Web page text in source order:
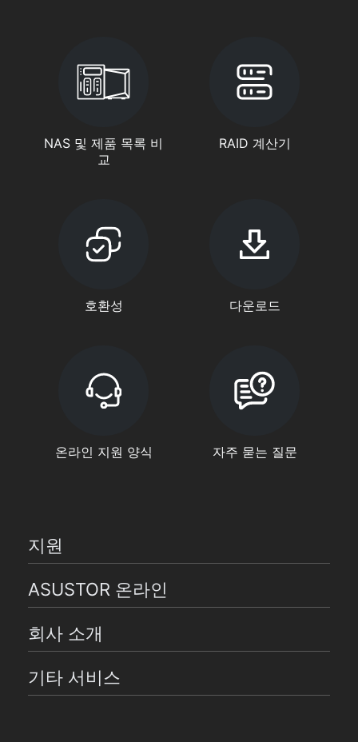
NAS 및 제품 목록 비
교
RAID 계산기
호환성 다운로드
온라인 지원 양식 자주 묻는 질문
지원
ASUSTOR 온라인
회사 소개
기타 서비스